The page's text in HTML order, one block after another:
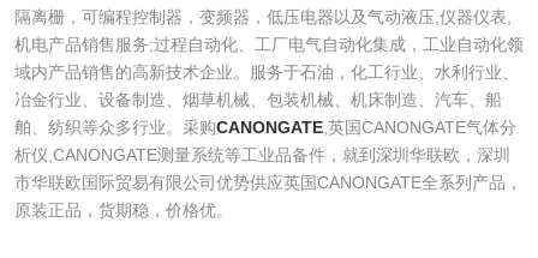
隔离栅，可编程控制器，变频器，低压电器以及气动液压,仪器仪表,
机电产品销售服务;过程自动化、工厂电气自动化集成，工业自动化领
域内产品销售的高新技术企业。服务于石油，化工行业、水利行业、
冶金行业、设备制造、烟草机械、包装机械、机床制造、汽车、船
舶、纺织等众多行业。采购CANONGATE,英国CANONGATE气体分
析仪,CANONGATE测量系统等工业品备件，就到深圳华联欧，深圳
市华联欧国际贸易有限公司优势供应英国CANONGATE全系列产品，
原装正品，货期稳，价格优。